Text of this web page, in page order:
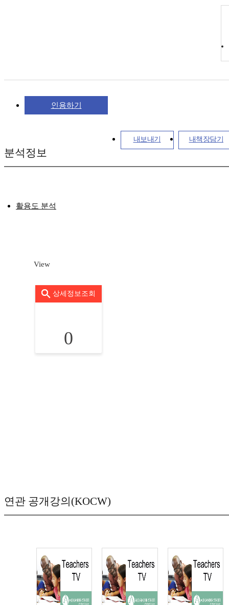
인용하기
내보내기 내책장담기
분석정보
활용도 분석
View
상세정보조회
0
연관 공개강의(KOCW)